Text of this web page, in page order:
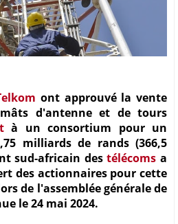
ont approuvé la vente
d'antenne et de tours
à un consortium pour un
milliards de rands (366,5
sud-africain destélécoms a
des actionnaires pour cette
de l'assemblée générale de
le 24 mai 2024.